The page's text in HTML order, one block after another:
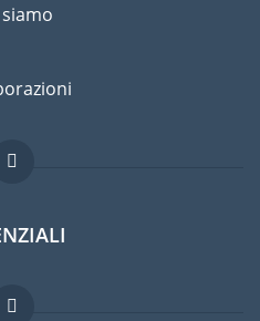
expat